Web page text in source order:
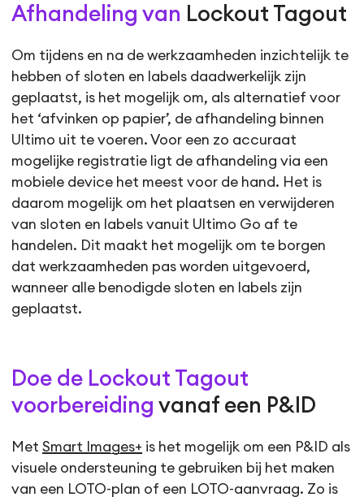
Afhandeling van Lockout Tagout
Om tijdens en na de werkzaamheden inzichtelijk te
hebben of sloten en labels daadwerkelijk zijn
geplaatst, is het mogelijk om, als alternatief voor
het ‘afvinken op papier’, de afhandeling binnen
Ultimo uit te voeren. Voor een zo accuraat
mogelijke registratie ligt de afhandeling via een
mobiele device het meest voor de hand. Het is
daarom mogelijk om het plaatsen en verwijderen
van sloten en labels vanuit Ultimo Go af te
handelen. Dit maakt het mogelijk om te borgen
dat werkzaamheden pas worden uitgevoerd,
wanneer alle benodigde sloten en labels zijn
geplaatst.
Doe de Lockout Tagout
voorbereiding vanaf een P&ID
MetSmart Images+ is het mogelijk om een P&ID als
visuele ondersteuning te gebruiken bij het maken
van een LOTO-plan of een LOTO-aanvraag. Zo is